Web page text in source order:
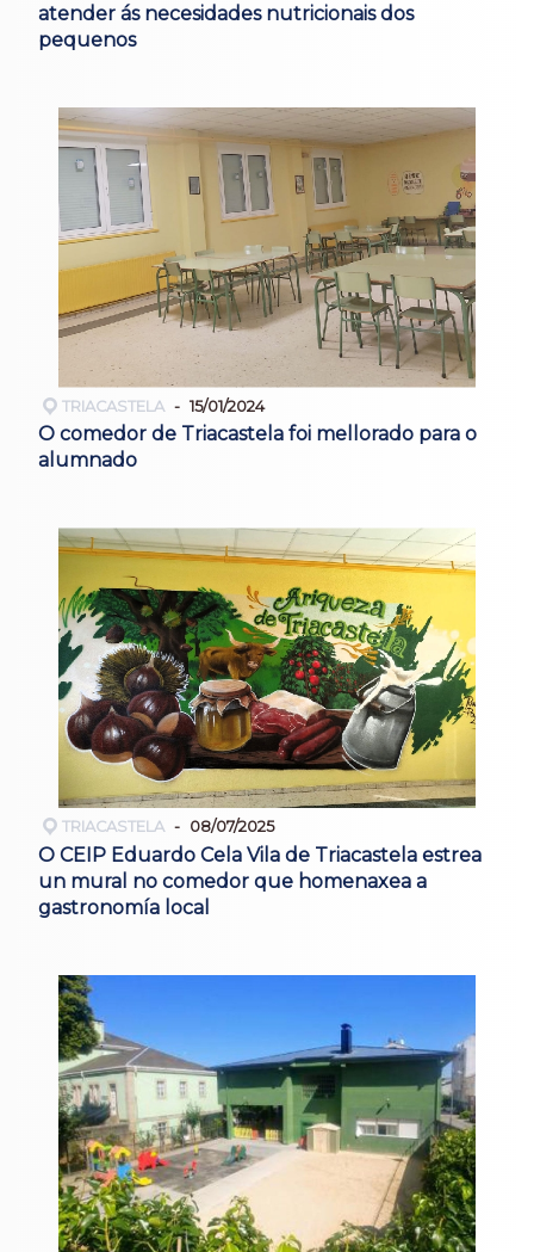
atender ás necesidades nutricionais dos
pequenos
TRIACASTELA 15/01/2024
O comedor de Triacastela foi mellorado para o
alumnado
TRIACASTELA 08/07/2025
O CEIP Eduardo Cela Vila de Triacastela estrea
un mural no comedor que homenaxea a
gastronomía local